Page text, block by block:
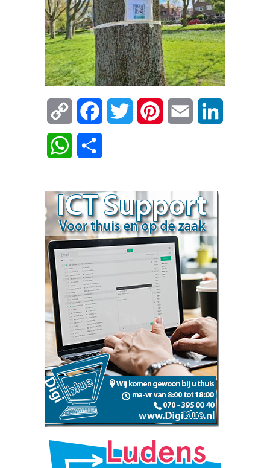
Copy
Link
FacebookTwitter Pinterest Email
WhatsApp